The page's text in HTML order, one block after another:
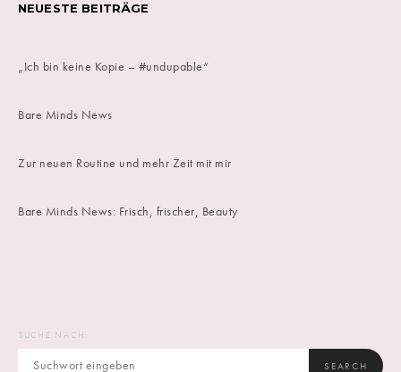
NEUESTE BEITRÄGE
„Ich bin keine Kopie – #undupable“
Bare Minds News
Zur neuen Routine und mehr Zeit mit mir
Bare Minds News: Frisch, frischer, Beauty
SUCHE NACH:
SEARCH